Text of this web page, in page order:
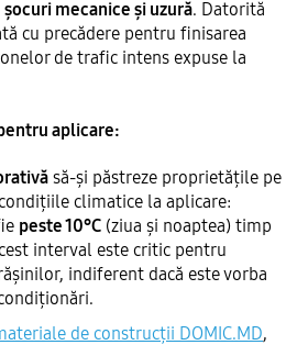
șocuri mecanice și uzură. Datorită
cu precădere pentru finisarea
de trafic intens expuse la
aplicare:
să-și păstreze proprietățile pe
climatice la aplicare:
peste 10°C (ziua și noaptea) timp
interval este critic pentru
indiferent dacă este vorba
de construcții DOMIC.MD,